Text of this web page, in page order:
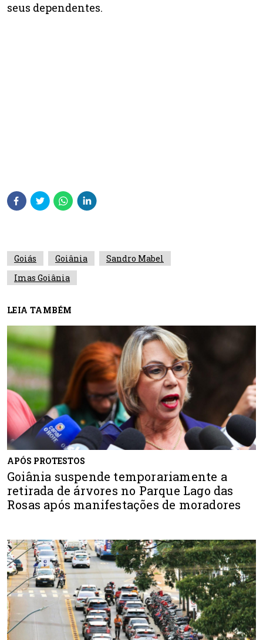
seus dependentes.
Goiás Goiânia
Sandro Mabel
Imas Goiânia
LEIA TAMBÉM
APÓS PROTESTOS
Goiânia suspende temporariamente a
retirada de árvores no Parque Lago das
Rosas após manifestações de moradores